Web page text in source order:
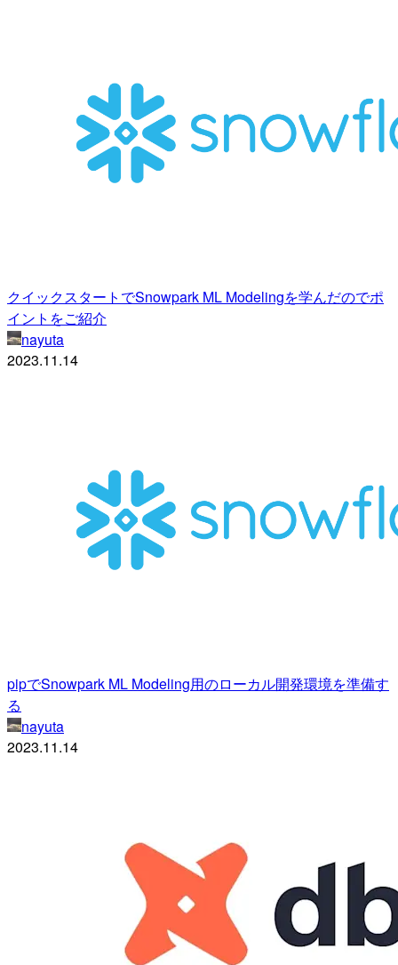
クイックスタートでSnowpark ML Modelingを学んだのでポ
イントをご紹介
nayuta
2023.11.14
pipでSnowpark ML Modeling用のローカル開発環境を準備す
る
nayuta
2023.11.14